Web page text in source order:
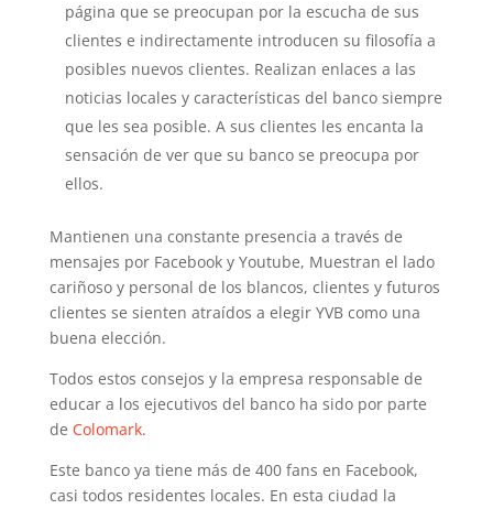
página que se preocupan por la escucha de sus
clientes e indirectamente introducen su filosofía a
posibles nuevos clientes. Realizan enlaces a las
noticias locales y características del banco siempre
que les sea posible. A sus clientes les encanta la
sensación de ver que su banco se preocupa por
ellos.
Mantienen una constante presencia a través de
mensajes por Facebook y Youtube, Muestran el lado
cariñoso y personal de los blancos, clientes y futuros
clientes se sienten atraídos a elegir YVB como una
buena elección.
Todos estos consejos y la empresa responsable de
educar a los ejecutivos del banco ha sido por parte
de Colomark.
Este banco ya tiene más de 400 fans en Facebook,
casi todos residentes locales. En esta ciudad la